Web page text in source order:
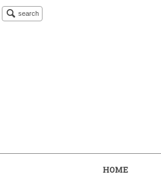
search
HOME